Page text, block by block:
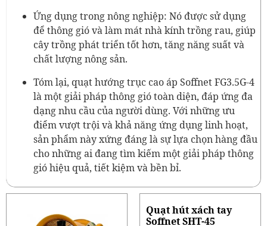
Ứng dụng trong nông nghiệp: Nó được sử dụng
để thông gió và làm mát nhà kính trồng rau, giúp
cây trồng phát triển tốt hơn, tăng năng suất và
chất lượng nông sản.
Tóm lại, quạt hướng trục cao áp Soffnet FG3.5G-4
là một giải pháp thông gió toàn diện, đáp ứng đa
dạng nhu cầu của người dùng. Với những ưu
điểm vượt trội và khả năng ứng dụng linh hoạt,
sản phẩm này xứng đáng là sự lựa chọn hàng đầu
cho những ai đang tìm kiếm một giải pháp thông
gió hiệu quả, tiết kiệm và bền bỉ.